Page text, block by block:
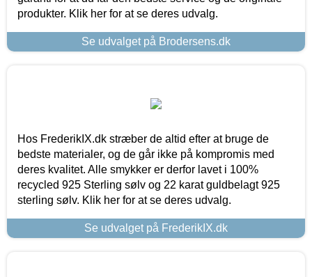
produkter. Klik her for at se deres udvalg.
Se udvalget på Brodersens.dk
Hos FrederikIX.dk stræber de altid efter at bruge de
bedste materialer, og de går ikke på kompromis med
deres kvalitet. Alle smykker er derfor lavet i 100%
recycled 925 Sterling sølv og 22 karat guldbelagt 925
sterling sølv. Klik her for at se deres udvalg.
Se udvalget på FrederikIX.dk